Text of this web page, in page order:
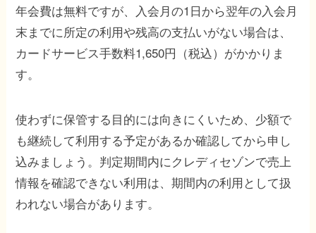
年会費は無料ですが、入会月の1日から翌年の入会月
末までに所定の利用や残高の支払いがない場合は、
カードサービス手数料1,650円（税込）がかかりま
す。
使わずに保管する目的には向きにくいため、少額で
も継続して利用する予定があるか確認してから申し
込みましょう。判定期間内にクレディセゾンで売上
情報を確認できない利用は、期間内の利用として扱
われない場合があります。